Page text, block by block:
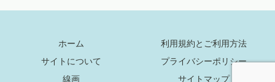
ホーム
利用規約とご利用方法
サイトについて
プライバシーポリシー
線画
サイトマップ